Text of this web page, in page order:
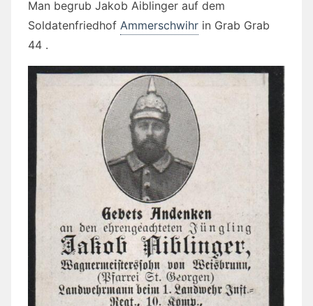
Man begrub Jakob Aiblinger auf dem
Soldatenfriedhof Ammerschwihr in Grab Grab
44 .